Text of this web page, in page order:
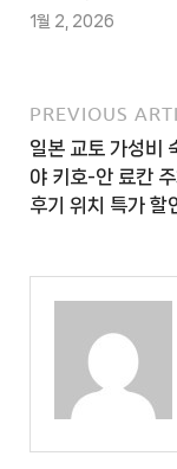
1월 2, 2026
PREVIOUS
일본 교토 가성비
야 키호-안 료칸
후기 위치 특가 할